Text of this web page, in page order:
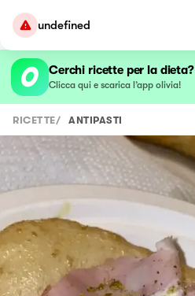
undefined
Cerchi ricette per la dieta?
Clicca qui e scarica l’app olivia!
RICETTE/ ANTIPASTI